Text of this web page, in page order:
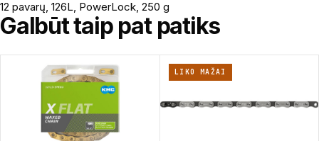
12 pavarų, 126L, PowerLock, 250 g
Galbūt taip pat patiks
LIKO MAŽAI